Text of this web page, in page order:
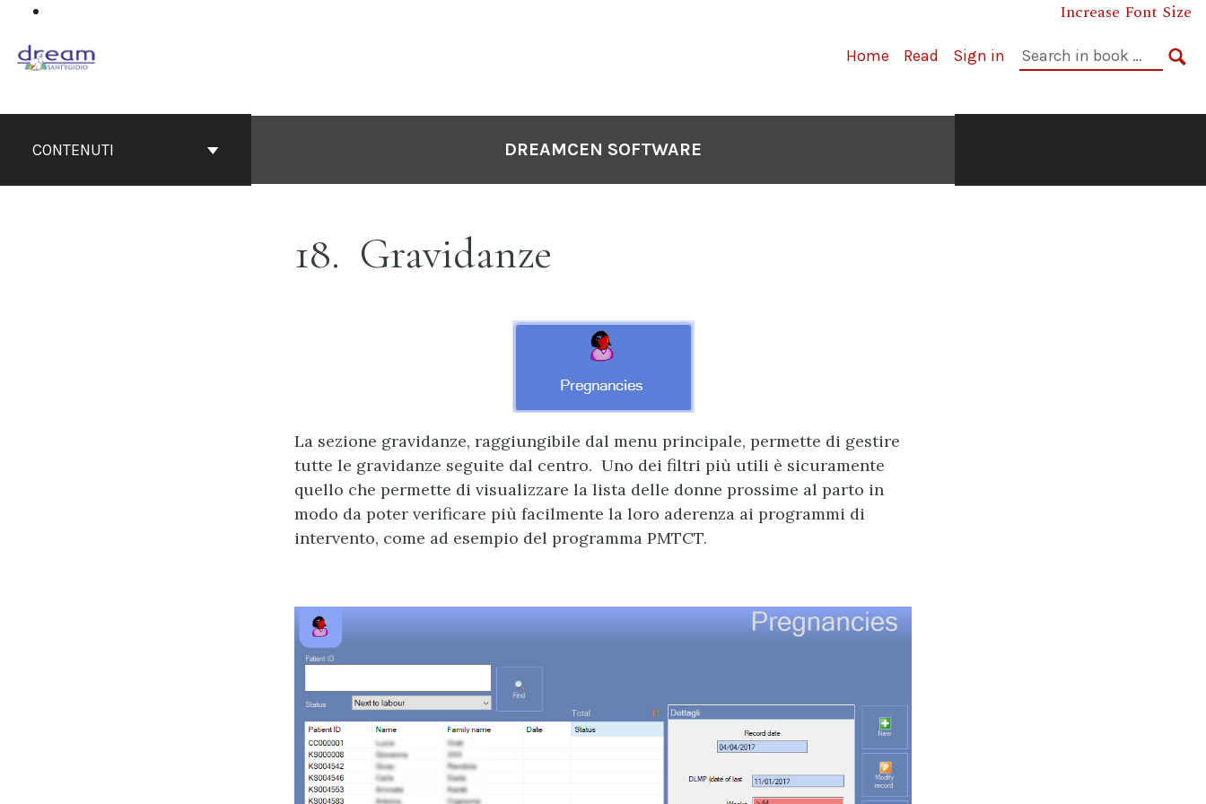
contenuto
Increase Font Size
Home Read Sign in
Cerca
CONTENUTI DREAMCEN SOFTWARE
18 Gravidanze
La sezione gravidanze, raggiungibile dal menu principale, permette di gestire
tutte le gravidanze seguite dal centro. Uno dei filtri più utili è sicuramente
quello che permette di visualizzare la lista delle donne prossime al parto in
modo da poter verificare più facilmente la loro aderenza ai programmi di
intervento, come ad esempio del programma PMTCT.